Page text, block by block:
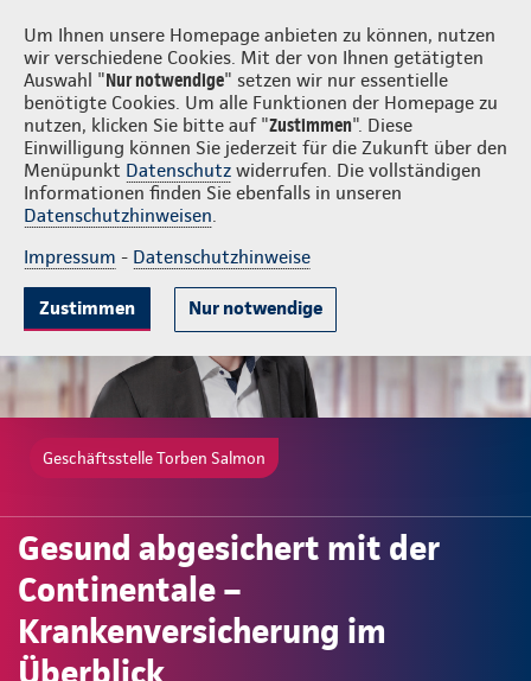
Um Ihnen unsere Homepage anbieten zu können, nutzen
wir verschiedene Cookies. Mit der von Ihnen getätigten
Auswahl "Nur notwendige" setzen wir nur essentielle
benötigte Cookies. Um alle Funktionen der Homepage zu
nutzen, klicken Sie bitte auf "Zustimmen". Diese
Einwilligung können Sie jederzeit für die Zukunft über den
Menüpunkt Datenschutz widerrufen. Die vollständigen
Informationen finden Sie ebenfalls in unseren
Datenschutzhinweisen.
Impressum - Datenschutzhinweise
Zustimmen Nur notwendige
Torben Salmon Login
Beliebte Produkte Weitere Angebote Beratung & Angebot
Geschäftsstelle Torben Salmon
Gesund abgesichert mit der
Continentale –
Krankenversicherung im
Überblick